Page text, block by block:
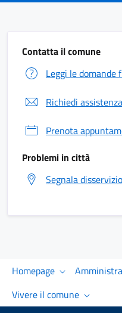
Contatta il comune
Leggi le domande
Richiedi assistenza
Prenota
Problemi in città
Segnala disservizio
Homepage
Vivere il comune